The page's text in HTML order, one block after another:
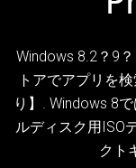
Windows 8.2？9
トアでアプリを
り】. Windows 8
ルディスク用ISO
クト